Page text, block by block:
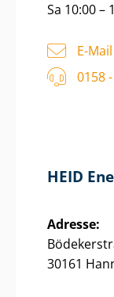
Sa 10:00 –
E-
0158
HEID
Adresse:
30161